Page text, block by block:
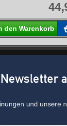
den Warenkorb
und unsere